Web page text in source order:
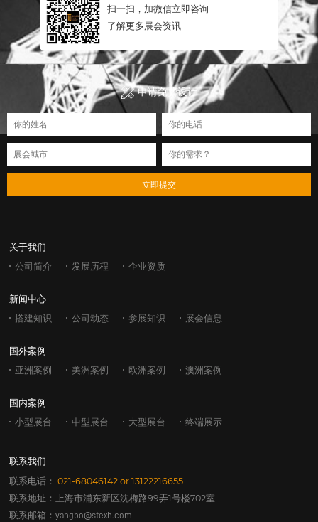
扫一扫，加微信立即咨询
了解更多展会资讯
申请免费设计
立即提交
关于我们
公司简介 发展历程 企业资质
新闻中心
搭建知识 公司动态 参展知识 展会信息
国外案例
亚洲案例 美洲案例 欧洲案例 澳洲案例
国内案例
小型展台 中型展台 大型展台 终端展示
联系我们
联系电话：021-68046142 or 13122216655
联系地址：上海市浦东新区沈梅路99弄1号楼702室
联系邮箱：yangbo@stexh.com